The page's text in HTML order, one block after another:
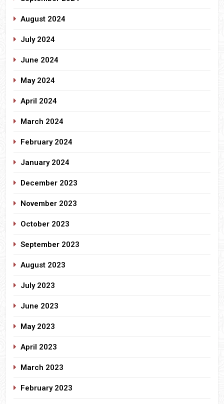
August 2024
July 2024
June 2024
May 2024
April 2024
March 2024
February 2024
January 2024
December 2023
November 2023
October 2023
September 2023
August 2023
July 2023
June 2023
May 2023
April 2023
March 2023
February 2023